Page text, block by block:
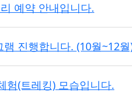
예약 안내입니다.
램 진행합니다. (10월~12
험(트레킹) 모습입니다.